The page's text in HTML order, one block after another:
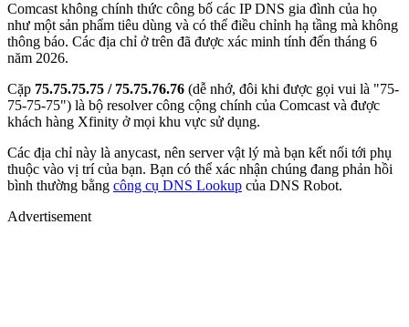
Comcast không chính thức công bố các IP DNS gia đình của họ
như một sản phẩm tiêu dùng và có thể điều chỉnh hạ tầng mà không
thông báo. Các địa chỉ ở trên đã được xác minh tính đến tháng 6
năm 2026.
Cặp 75.75.75.75 / 75.75.76.76 (dễ nhớ, đôi khi được gọi vui là "75-
75-75-75") là bộ resolver công cộng chính của Comcast và được
khách hàng Xfinity ở mọi khu vực sử dụng.
Các địa chỉ này là anycast, nên server vật lý mà bạn kết nối tới phụ
thuộc vào vị trí của bạn. Bạn có thể xác nhận chúng đang phản hồi
bình thường bằng công cụ DNS Lookup của DNS Robot.
Advertisement